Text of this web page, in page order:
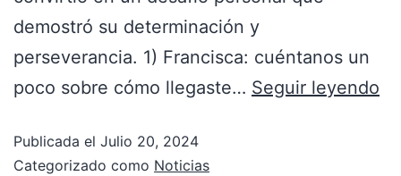
demostró su determinación y
perseverancia. 1) Francisca: cuéntanos un
poco sobre cómo llegaste… Seguir leyendo
Publicada el Julio 20, 2024
Categorizado como Noticias